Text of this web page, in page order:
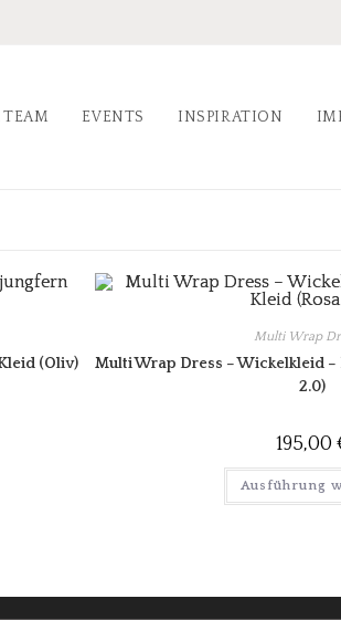
TEAM EVENTS INSPIRATION
(Oliv)
Multi Wrap
Multi Wrap Dress – Wickelkleid
2.0)
195,00
Ausführung